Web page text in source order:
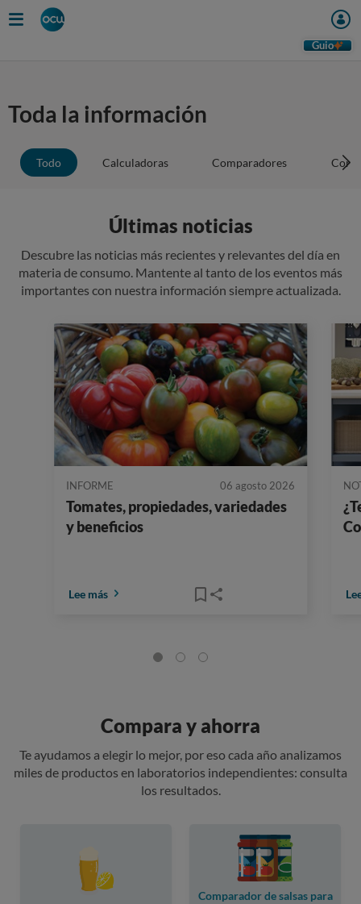
Guio
Toda la información
Todo Calculadoras Comparadores
Últimas noticias
Descubre las noticias más recientes y relevantes del día en
materia de consumo. Mantente al tanto de los eventos más
importantes con nuestra información siempre actualizada.
INFORME 06 agosto 2026
Tomates, propiedades, variedades
y beneficios
Lee más
Compara y ahorra
Te ayudamos a elegir lo mejor, por eso cada año analizamos
miles de productos en laboratorios independientes: consulta
los resultados.
Comparador de salsas para